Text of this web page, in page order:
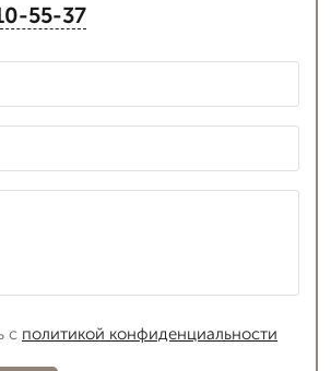
55-37
с политикой конфиденциальности